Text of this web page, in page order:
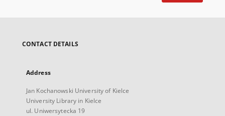
CONTACT DETAILS
Address
Jan Kochanowski University of Kielce
University Library in Kielce
ul. Uniwersytecka 19